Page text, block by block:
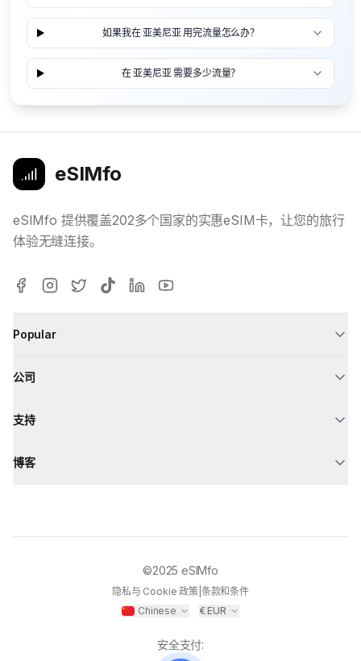
如果我在 亚美尼亚 用完流量怎么办？
在 亚美尼亚 需要多少流量？
eSIMfo
eSIMfo 提供覆盖202多个国家的实惠eSIM卡，让您的旅行
体验无缝连接。
Popular
公司
支持
博客
©2025 eSIMfo
隐私与 Cookie 政策| 条款和条件
Chinese
€EUR
安全支付: